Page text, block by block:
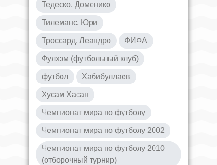
Тедеско, Доменико
Тилеманс, Юри
Троссард, Леандро ФИФА
Фулхэм (футбольный клуб)
футбол Хабибуллаев
Хусам Хасан
Чемпионат мира по футболу
Чемпионат мира по футболу 2002
Чемпионат мира по футболу 2010
(отборочный турнир)